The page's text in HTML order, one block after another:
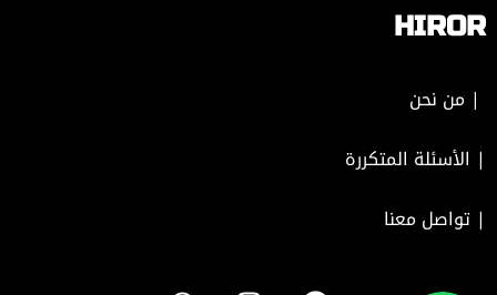
HIROR
| من نحن
| الأسئلة المتكررة
| تواصل معنا